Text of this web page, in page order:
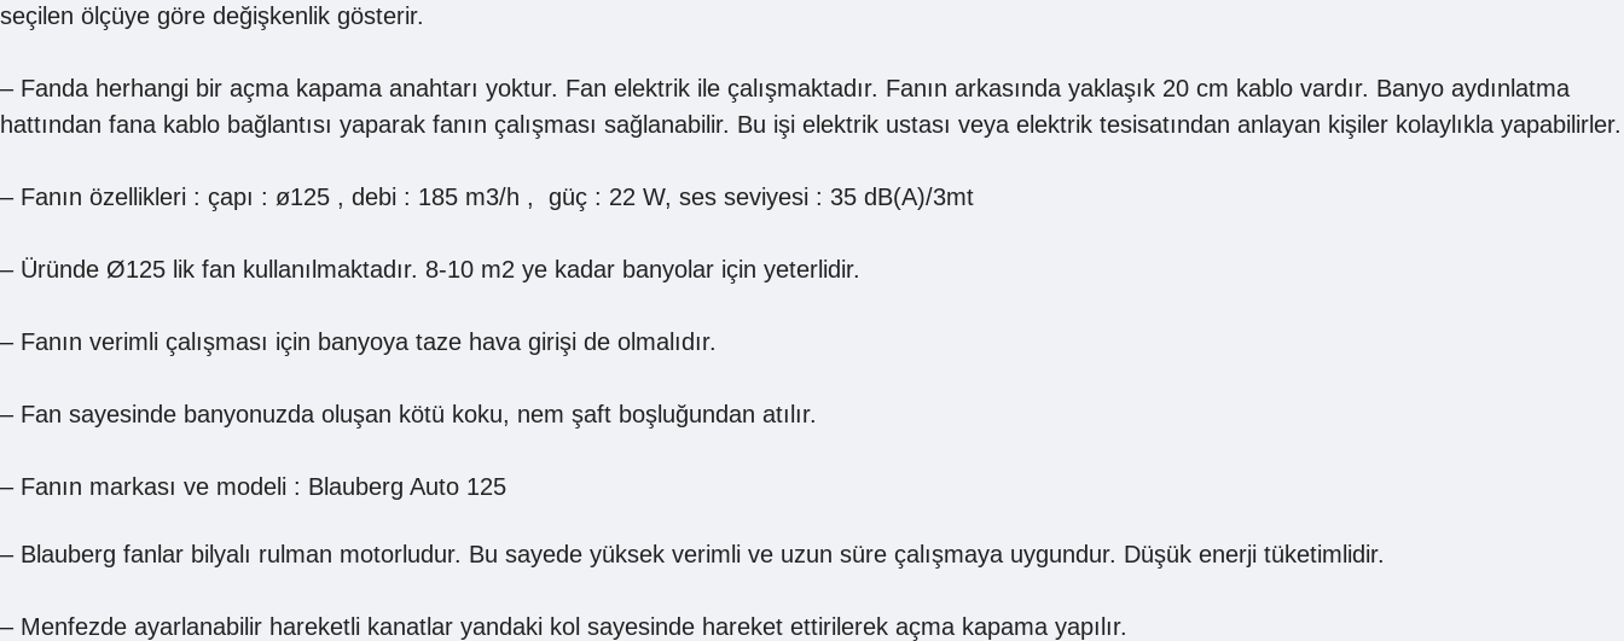
seçilen ölçüye göre değişkenlik gösterir.
– Fanda herhangi bir açma kapama anahtarı yoktur. Fan elektrik ile çalışmaktadır. Fanın arkasında yaklaşık 20 cm kablo vardır. Banyo aydınlatma
hattından fana kablo bağlantısı yaparak fanın çalışması sağlanabilir. Bu işi elektrik ustası veya elektrik tesisatından anlayan kişiler kolaylıkla yapabilirler.
– Fanın özellikleri : çapı : ø125 , debi : 185 m3/h , güç : 22 W, ses seviyesi : 35 dB(A)/3mt
– Üründe Ø125 lik fan kullanılmaktadır. 8-10 m2 ye kadar banyolar için yeterlidir.
– Fanın verimli çalışması için banyoya taze hava girişi de olmalıdır.
– Fan sayesinde banyonuzda oluşan kötü koku, nem şaft boşluğundan atılır.
– Fanın markası ve modeli : Blauberg Auto 125
– Blauberg fanlar bilyalı rulman motorludur. Bu sayede yüksek verimli ve uzun süre çalışmaya uygundur. Düşük enerji tüketimlidir.
– Menfezde ayarlanabilir hareketli kanatlar yandaki kol sayesinde hareket ettirilerek açma kapama yapılır.